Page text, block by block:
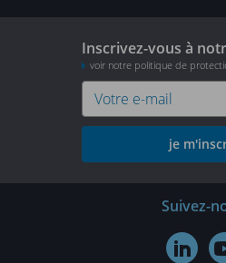
Inscrivez-vous à
voir notre politique de
je
Suivez-
